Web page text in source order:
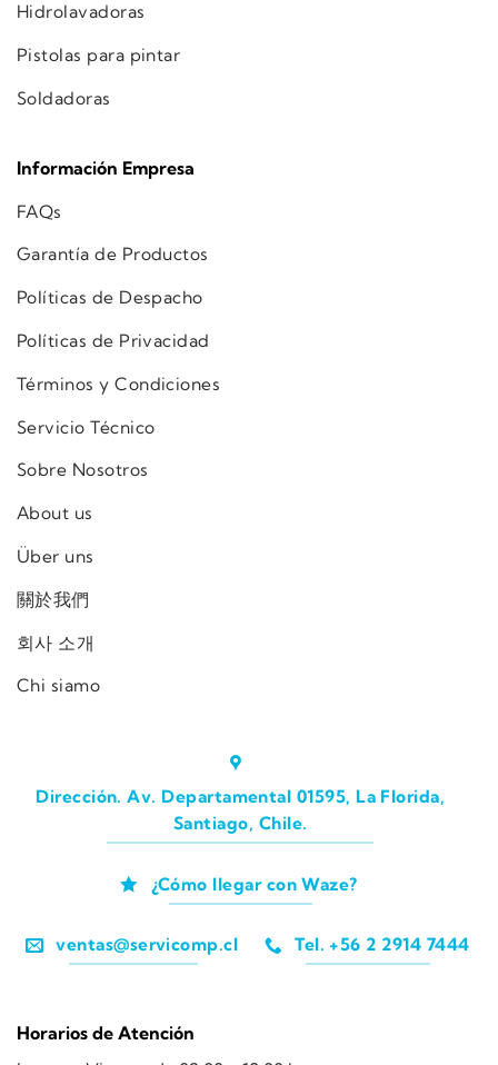
Hidrolavadoras
Pistolas para pintar
Soldadoras
Información Empresa
FAQs
Garantía de Productos
Políticas de Despacho
Políticas de Privacidad
Términos y Condiciones
Servicio Técnico
Sobre Nosotros
About us
Über uns
關於我們
회사 소개
Chi siamo
Dirección. Av. Departamental 01595, La Florida,
Santiago, Chile.
¿Cómo llegar con Waze?
ventas@servicomp.cl Tel. +56 2 2914 7444
Horarios de Atención